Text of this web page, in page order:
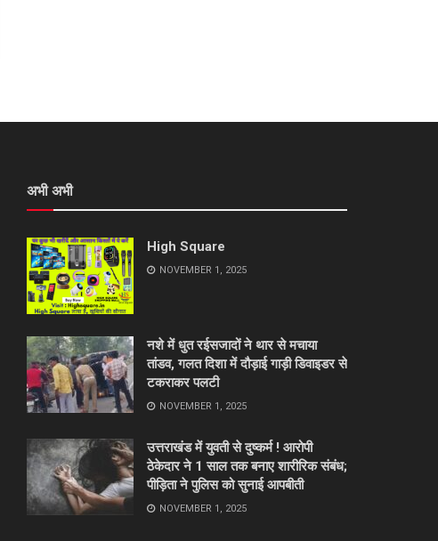
अभी अभी
High Square
NOVEMBER 1, 2025
नशे में धुत रईसजादों ने थार से मचाया
तांडव, गलत दिशा में दौड़ाई गाड़ी डिवाइडर से
टकराकर पलटी
NOVEMBER 1, 2025
उत्तराखंड में युवती से दुष्कर्म ! आरोपी
ठेकेदार ने 1 साल तक बनाए शारीरिक संबंध;
पीड़िता ने पुलिस को सुनाई आपबीती
NOVEMBER 1, 2025